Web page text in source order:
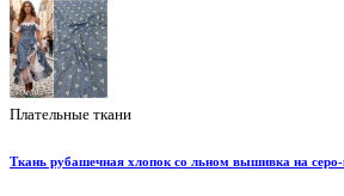
Плательные ткани
Ткань рубашечная хлопок со льном вышивка на